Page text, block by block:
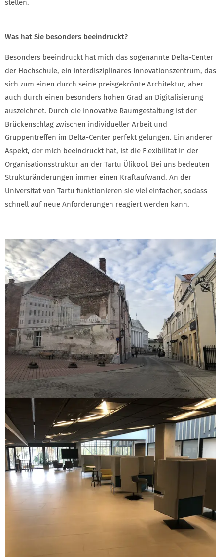
stellen.
Was hat Sie besonders beeindruckt?
Besonders beeindruckt hat mich das sogenannte Delta-Center
der Hochschule, ein interdisziplinäres Innovationszentrum, das
sich zum einen durch seine preisgekrönte Architektur, aber
auch durch einen besonders hohen Grad an Digitalisierung
auszeichnet. Durch die innovative Raumgestaltung ist der
Brückenschlag zwischen individueller Arbeit und
Gruppentreffen im Delta-Center perfekt gelungen. Ein anderer
Aspekt, der mich beeindruckt hat, ist die Flexibilität in der
Organisationsstruktur an der Tartu Ülikool. Bei uns bedeuten
Strukturänderungen immer einen Kraftaufwand. An der
Universität von Tartu funktionieren sie viel einfacher, sodass
schnell auf neue Anforderungen reagiert werden kann.